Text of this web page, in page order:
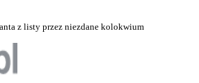
z listy przez niezdane kolokwium